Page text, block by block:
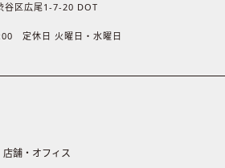
谷区広尾1-7-20 DOT
定休日 火曜日・水曜日
店舗・オフィス